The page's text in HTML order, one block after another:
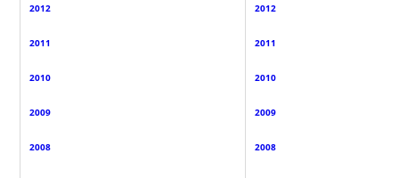
2012
2011
2010
2009
2008
2012
2011
2010
2009
2008